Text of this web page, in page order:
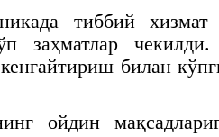
тиббий хизмат
заҳматлар чекилди.
билан
ойдин